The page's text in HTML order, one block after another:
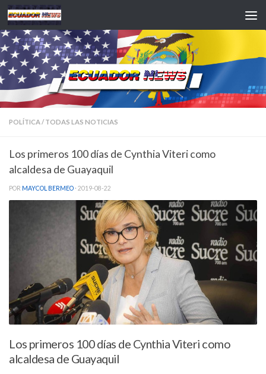
Saltar al contenido
POLÍTICA/ TODAS LAS NOTICIAS
Los primeros 100 días de Cynthia Viteri como
alcaldesa de Guayaquil
POR MAYCOL BERMEO · 2019-08-22
Los primeros 100 días de Cynthia Viteri como
alcaldesa de Guayaquil